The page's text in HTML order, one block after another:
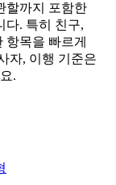
할까지 포함한
다. 특히 친구,
항목을 빠르게
자, 이행 기준은
.